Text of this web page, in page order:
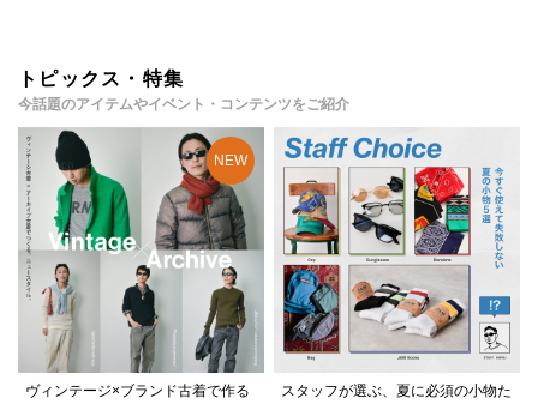
トピックス・特集
今話題のアイテムやイベント・コンテンツをご紹介
ヴィンテージ×ブランド古着で作る
スタッフが選ぶ、夏に必須の小物た